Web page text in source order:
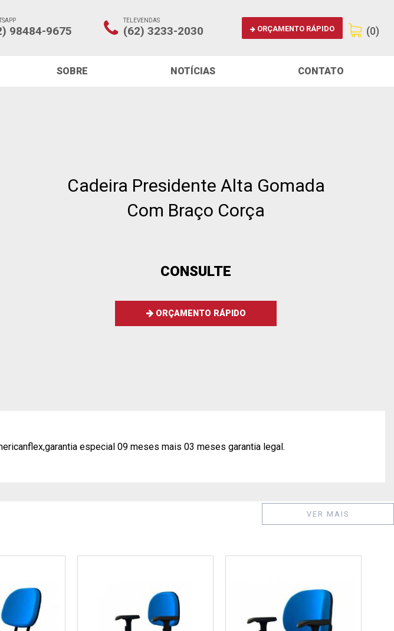
98484-9675
TELEVENDAS
(62) 3233-2030 ORÇAMENTO RÁPIDO (0)
SOBRE NOTÍCIAS CONTATO
Cadeira Presidente Alta Gomada
Com Braço Corça
CONSULTE
ORÇAMENTO RÁPIDO
especial 09 meses mais 03 meses garantia legal.
VER MAIS